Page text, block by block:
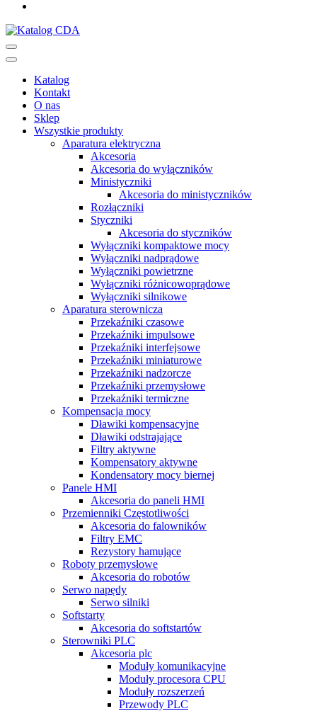
Katalog
Kontakt
O nas
Sklep
Wszystkie produkty
Aparatura elektryczna
Akcesoria
Akcesoria do wyłączników
Ministyczniki
Akcesoria do ministyczników
Rozłączniki
Styczniki
Akcesoria do styczników
Wyłączniki kompaktowe mocy
Wyłączniki nadprądowe
Wyłączniki powietrzne
Wyłączniki różnicowoprądowe
Wyłączniki silnikowe
Aparatura sterownicza
Przekaźniki czasowe
Przekaźniki impulsowe
Przekaźniki interfejsowe
Przekaźniki miniaturowe
Przekaźniki nadzorcze
Przekaźniki przemysłowe
Przekaźniki termiczne
Kompensacja mocy
Dławiki kompensacyjne
Dławiki odstrajające
Filtry aktywne
Kompensatory aktywne
Kondensatory mocy biernej
Panele HMI
Akcesoria do paneli HMI
Przemienniki Częstotliwości
Akcesoria do falowników
Filtry EMC
Rezystory hamujące
Roboty przemysłowe
Akcesoria do robotów
Serwo napędy
Serwo silniki
Softstarty
Akcesoria do softstartów
Sterowniki PLC
Akcesoria plc
Moduły komunikacyjne
Moduły procesora CPU
Moduły rozszerzeń
Przewody PLC